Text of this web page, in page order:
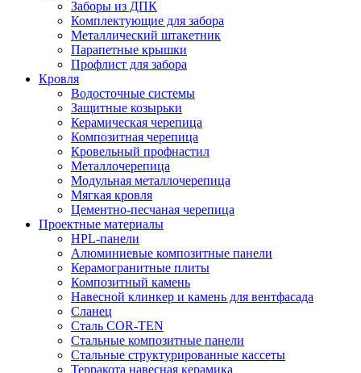
Заборы из ДПК
Комплектующие для забора
Металлический штакетник
Парапетные крышки
Профлист для забора
Кровля
Водосточные системы
Защитные козырьки
Керамическая черепица
Композитная черепица
Кровельный профнастил
Металлочерепица
Модульная металлочерепица
Мягкая кровля
Цементно-песчаная черепица
Проектные материалы
HPL-панели
Алюминиевые композитные панели
Керамогранитные плиты
Композитный камень
Навесной клинкер и камень для вентфасада
Сланец
Сталь COR-TEN
Стальные композитные панели
Стальные структурированные кассеты
Терракота навесная керамика